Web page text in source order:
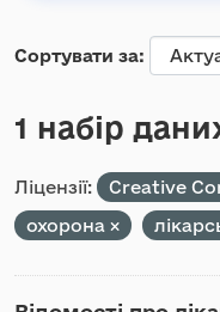
Сортувати за
1 набір
Ліцензії: Creative
охорона